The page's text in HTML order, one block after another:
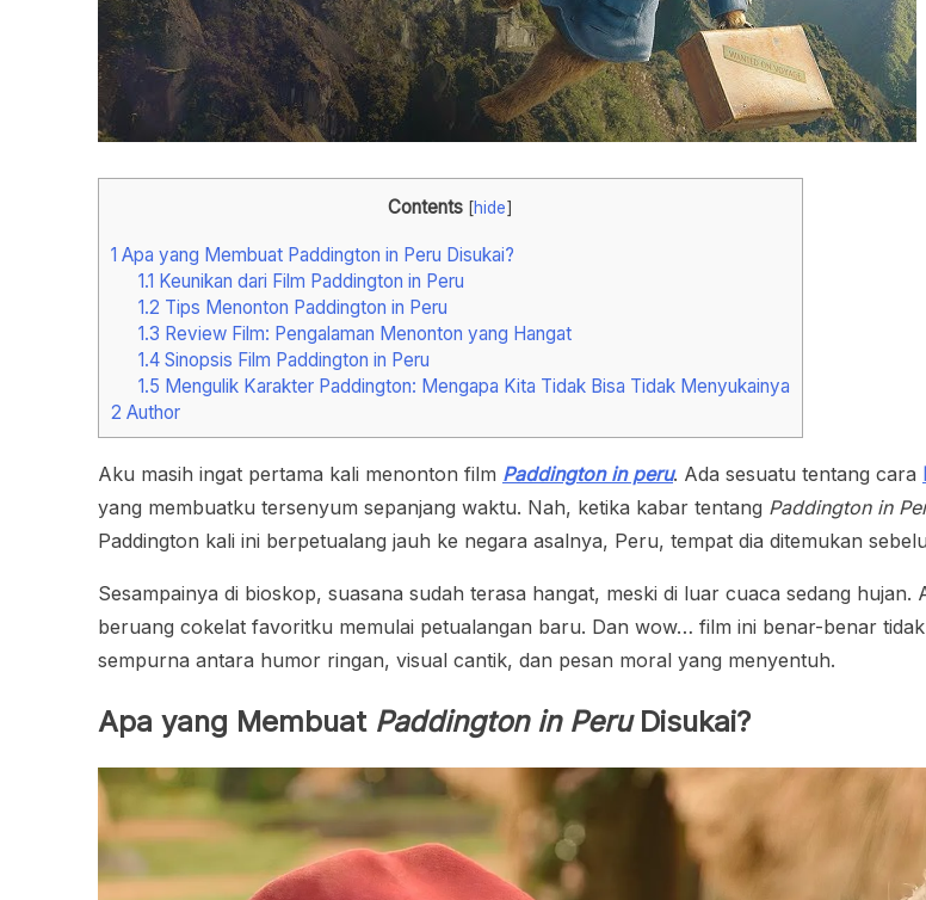
Contents [hide]
1 Apa yang Membuat Paddington in Peru Disukai?
1.1 Keunikan dari Film Paddington in Peru
1.2 Tips Menonton Paddington in Peru
1.3 Review Film: Pengalaman Menonton yang Hangat
1.4Sinopsis Film Paddington in Peru
1.5 Mengulik Karakter Paddington: Mengapa Kita Tidak Bisa Tidak Menyukainya
2 Author
Aku masih ingat pertama kali menonton film Paddington in peru. Ada sesuatu tentang cara
yang membuatku tersenyum sepanjang waktu. Nah, ketika kabar tentang Paddington in
Paddington kali ini berpetualang jauh ke negara asalnya, Peru, tempat dia ditemukan
Sesampainya di bioskop, suasana sudah terasa hangat, meski di luar cuaca sedang
beruang cokelat favoritku memulai petualangan baru. Dan wow… film ini benar-benar
sempurna antara humor ringan, visual cantik, dan pesan moral yang menyentuh.
Apa yang Membuat Paddington in PeruDisukai?